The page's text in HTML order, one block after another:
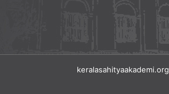
keralasahityaakademi.org